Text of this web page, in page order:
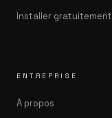
Installer gratuitement
ENTREPRISE
À propos